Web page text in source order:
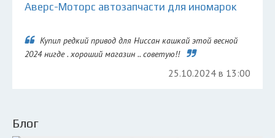
Аверс-Моторс автозапчасти для иномарок
Купил редкий привод для Ниссан кашкай этой весной
2024 нигде . хороший магазин .. советую!!
25.10.2024 в 13:00
Блог